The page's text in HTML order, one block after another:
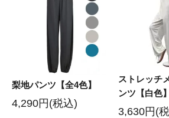
梨地パンツ【全4色】
4,290円(税込)
ストレッチ
ンツ【白色
3,630円(